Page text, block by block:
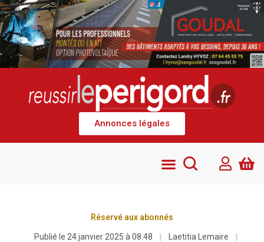
Annonces légales
Réservé aux abonnés
Publié le 24 janvier 2025 à 08:48
Laetitia Lemaire